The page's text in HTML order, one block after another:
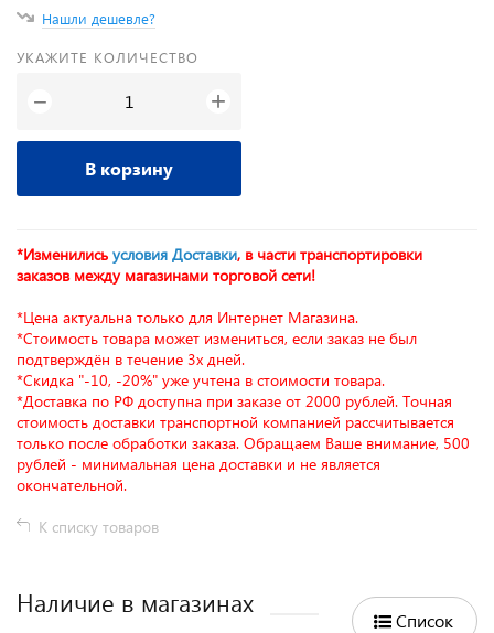
Нашли дешевле?
УКАЖИТЕ КОЛИЧЕСТВО
− +
В корзину
*Изменились условия Доставки, в части транспортировки
заказов между магазинами торговой сети!
*Цена актуальна только для Интернет Магазина.
*Стоимость товара может измениться, если заказ не был
подтверждён в течение 3х дней.
*Скидка "-10, -20%" уже учтена в стоимости товара.
*Доставка по РФ доступна при заказе от 2000 рублей. Точная
стоимость доставки транспортной компанией рассчитывается
только после обработки заказа. Обращаем Ваше внимание, 500
рублей - минимальная цена доставки и не является
окончательной.
К списку товаров
Наличие в магазинах
Список